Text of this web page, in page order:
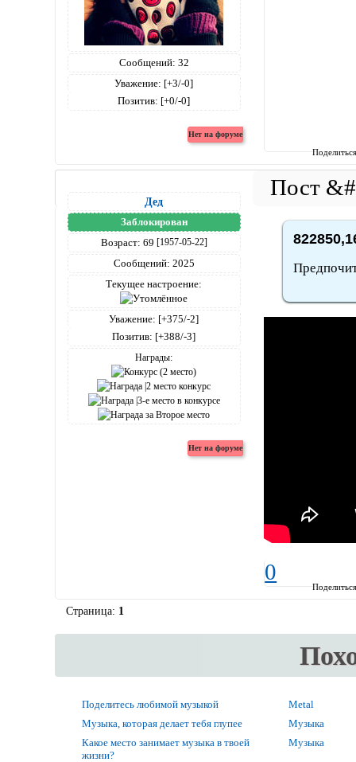
Сообщений: 32
Уважение: [+3/-0]
Позитив: [+0/-0]
Дед
Заблокирован
Возраст: 69 [1957-05-22]
Сообщений: 2025
Текущее настроение:
Уважение: [+375/-2]
Позитив: [+388/-3]
Награды:
0
Страница: 1
Поделитесь любимой музыкой
Metal
Музыка, которая делает тебя глупее
Музыка
Какое место занимает музыка в твоей
жизни?
Музыка